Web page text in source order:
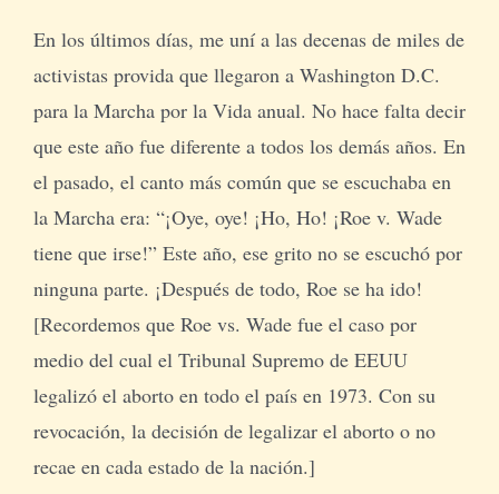
En los últimos días, me uní a las decenas de miles de
activistas provida que llegaron a Washington D.C.
para la Marcha por la Vida anual. No hace falta decir
que este año fue diferente a todos los demás años. En
el pasado, el canto más común que se escuchaba en
la Marcha era: “¡Oye, oye! ¡Ho, Ho! ¡Roe v. Wade
tiene que irse!” Este año, ese grito no se escuchó por
ninguna parte. ¡Después de todo, Roe se ha ido!
[Recordemos que Roe vs. Wade fue el caso por
medio del cual el Tribunal Supremo de EEUU
legalizó el aborto en todo el país en 1973. Con su
revocación, la decisión de legalizar el aborto o no
recae en cada estado de la nación.]